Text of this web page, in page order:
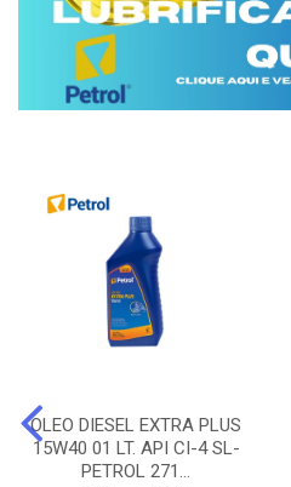
OLEO DIESEL EXTRA PLUS
15W40 01 LT. API CI-4 SL-
PETROL 271...